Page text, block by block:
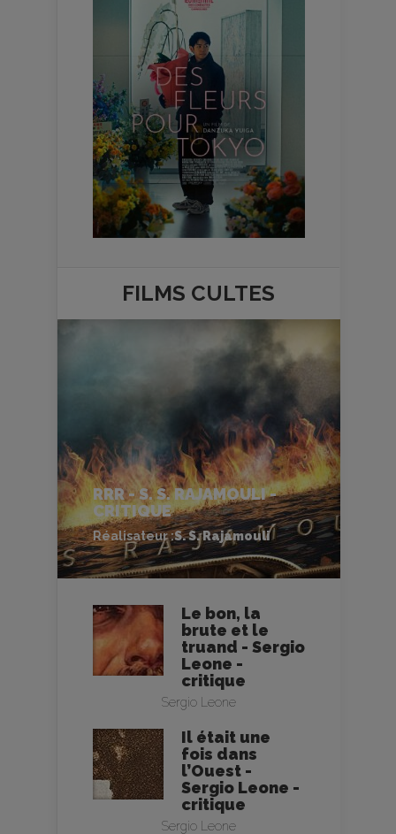
FILMS CULTES
RRR - S. S. RAJAMOULI -
CRITIQUE
Réalisateur :S. S. Rajamouli
Le bon, la
brute et le
truand - Sergio
Leone -
critique
Sergio Leone
Il était une
fois dans
l’Ouest -
Sergio Leone -
critique
Sergio Leone